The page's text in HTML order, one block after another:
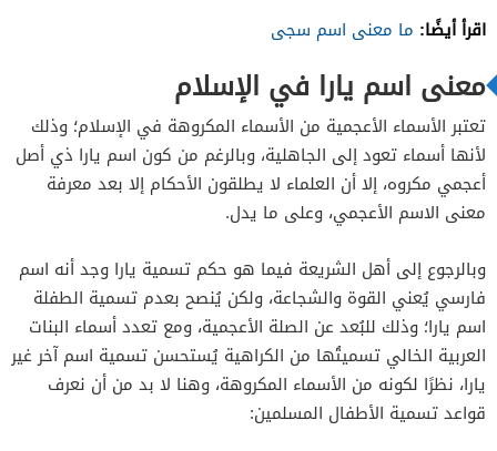
اقرأ أيضًا: ما معنى اسم سجى
معنى اسم يارا في الإسلام
تعتبر الأسماء الأعجمية من الأسماء المكروهة في الإسلام؛ وذلك
لأنها أسماء تعود إلى الجاهلية، وبالرغم من كون اسم يارا ذي أصل
أعجمي مكروه، إلا أن العلماء لا يطلقون الأحكام إلا بعد معرفة
معنى الاسم الأعجمي، وعلى ما يدل.
وبالرجوع إلى أهل الشريعة فيما هو حكم تسمية يارا وجد أنه اسم
فارسي يُعني القوة والشجاعة، ولكن يُنصح بعدم تسمية الطفلة
اسم يارا؛ وذلك للبُعد عن الصلة الأعجمية، ومع تعدد أسماء البنات
العربية الخالي تسميتُها من الكراهية يُستحسن تسمية اسم آخر غير
يارا، نظرًا لكونه من الأسماء المكروهة، وهنا لا بد من أن نعرف
قواعد تسمية الأطفال المسلمين: